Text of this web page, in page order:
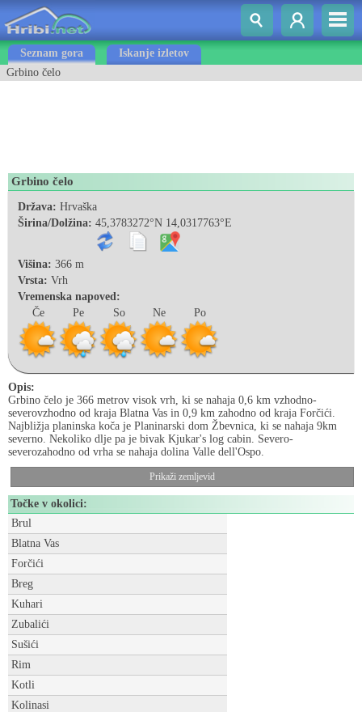
Seznam gora
Iskanje izletov
Grbino čelo
Grbino čelo
Država: Hrvaška
Širina/Dolžina: 45,3783272°N 14,0317763°E
Višina: 366 m
Vrsta: Vrh
Vremenska napoved:
Če
Pe So Ne Po
Opis:
Grbino čelo je 366 metrov visok vrh, ki se nahaja 0,6 km vzhodno-
severovzhodno od kraja Blatna Vas in 0,9 km zahodno od kraja Forčići.
Najbližja planinska koča je Planinarski dom Žbevnica, ki se nahaja 9km
severno. Nekoliko dlje pa je bivak Kjukar's log cabin. Severo-
severozahodno od vrha se nahaja dolina Valle dell'Ospo.
Prikaži zemljevid
Točke v okolici:
Brul
Blatna Vas
Forčići
Breg
Kuhari
Zubalići
Sušići
Rim
Kotli
Kolinasi